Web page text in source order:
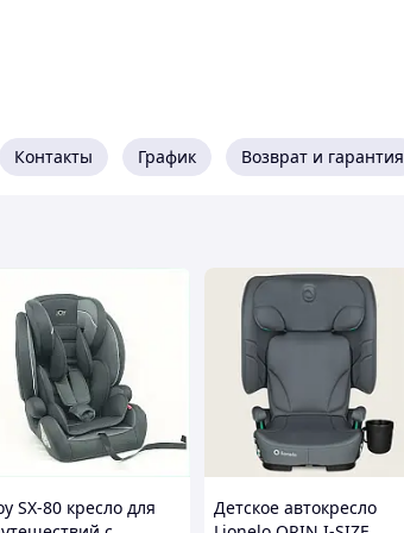
с собой;
обычными креслами;
кресле;
Контакты График Возврат и гарантия
SX-80 кресло для
Детское автокресло